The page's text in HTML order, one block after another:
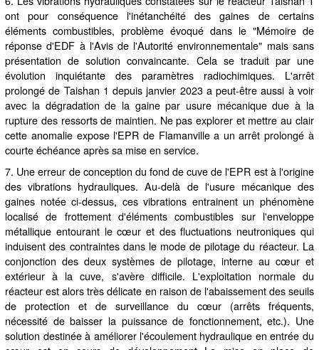
ont pour conséquence l'inétanchéité des gaines de certains
éléments combustibles, problème évoqué dans le "Mémoire de
réponse d'EDF à l'Avis de l'Autorité environnementale" mais sans
présentation de solution convaincante. Cela se traduit par une
évolution inquiétante des paramètres radiochimiques. L'arrêt
prolongé de Taishan 1 depuis janvier 2023 a peut-être aussi à voir
avec la dégradation de la gaine par usure mécanique due à la
rupture des ressorts de maintien. Ne pas explorer et mettre au clair
cette anomalie expose l'EPR de Flamanville a un arrêt prolongé à
courte échéance après sa mise en service.
7. Une erreur de conception du fond de cuve de l'EPR est à l'origine
des vibrations hydrauliques. Au-delà de l'usure mécanique des
gaines notée ci-dessus, ces vibrations entrainent un phénomène
localisé de frottement d'éléments combustibles sur l'enveloppe
métallique entourant le cœur et des fluctuations neutroniques qui
induisent des contraintes dans le mode de pilotage du réacteur. La
conjonction des deux systèmes de pilotage, interne au cœur et
extérieur à la cuve, s'avère difficile. L'exploitation normale du
réacteur est alors très délicate en raison de l'abaissement des seuils
de protection et de surveillance du cœur (arrêts fréquents,
nécessité de baisser la puissance de fonctionnement, etc.). Une
solution destinée à améliorer l'écoulement hydraulique en entrée du